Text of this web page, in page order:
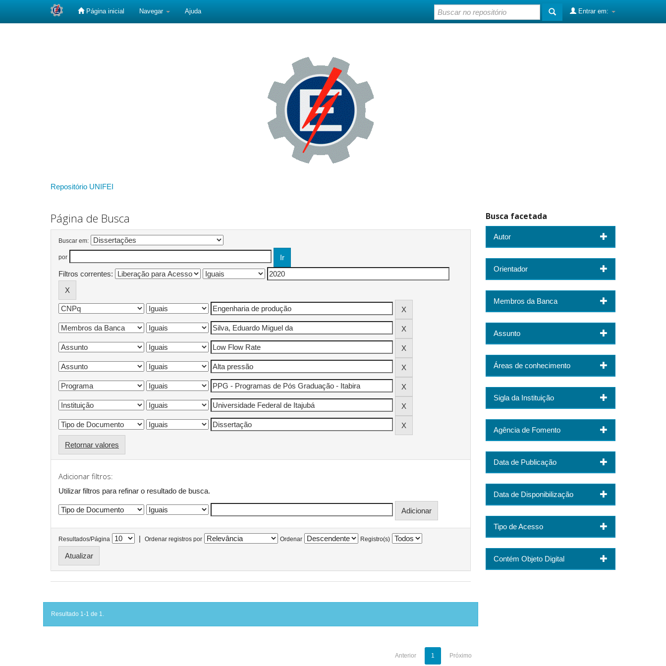
Página inicial Navegar Ajuda Entrar em:
Repositório UNIFEI
Página de Busca
Buscar em:
por
Filtros correntes:
Retornar valores
Adicionar filtros:
Utilizar filtros para refinar o resultado de busca.
Resultados/Página | Ordenar registros por Ordenar Registro(s)
Resultado 1-1 de 1.
Anterior 1 Próximo
Busca facetada
Autor
Orientador
Membros da Banca
Assunto
Áreas de conhecimento
Sigla da Instituição
Agência de Fomento
Data de Publicação
Data de Disponibilização
Tipo de Acesso
Contém Objeto Digital